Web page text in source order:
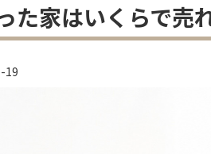
た家はいくらで売
19